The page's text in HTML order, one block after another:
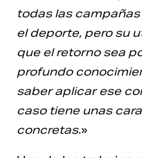
todas las
el deporte, pero su
que el retorno sea
profundo
saber aplicar ese
caso tiene unas
concretas.»